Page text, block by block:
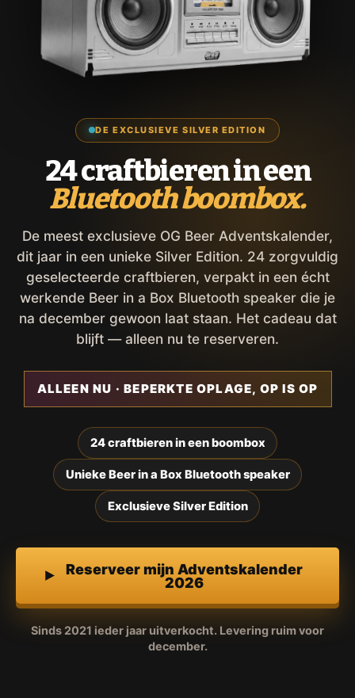
DE EXCLUSIEVE SILVER EDITION
24 craftbieren in een
Bluetooth boombox.
De meest exclusieve OG Beer Adventskalender,
dit jaar in een unieke Silver Edition. 24 zorgvuldig
geselecteerde craftbieren, verpakt in een écht
werkende Beer in a Box Bluetooth speaker die je
na december gewoon laat staan. Het cadeau dat
blijft — alleen nu te reserveren.
ALLEEN NU · BEPERKTE OPLAGE, OP IS OP
24 craftbieren in een boombox
Unieke Beer in a Box Bluetooth speaker
Exclusieve Silver Edition
Reserveer mijn Adventskalender
2026
Sinds 2021 ieder jaar uitverkocht. Levering ruim voor
december.